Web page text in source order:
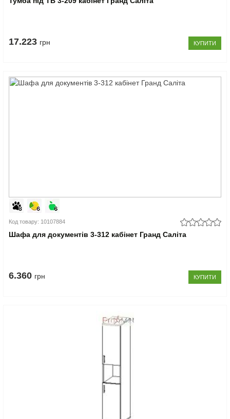
17.223 грн КУПИТИ
Код товару: 10107884
Шафа для документів 3-312 кабінет Гранд Саліта
6.360 грн КУПИТИ